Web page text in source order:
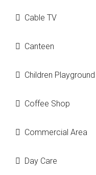
Cable TV
Canteen
Children Playground
Coffee Shop
Commercial Area
Day Care